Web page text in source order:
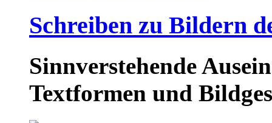
Schreiben zu Bildern
Sinnverstehende
Textformen und